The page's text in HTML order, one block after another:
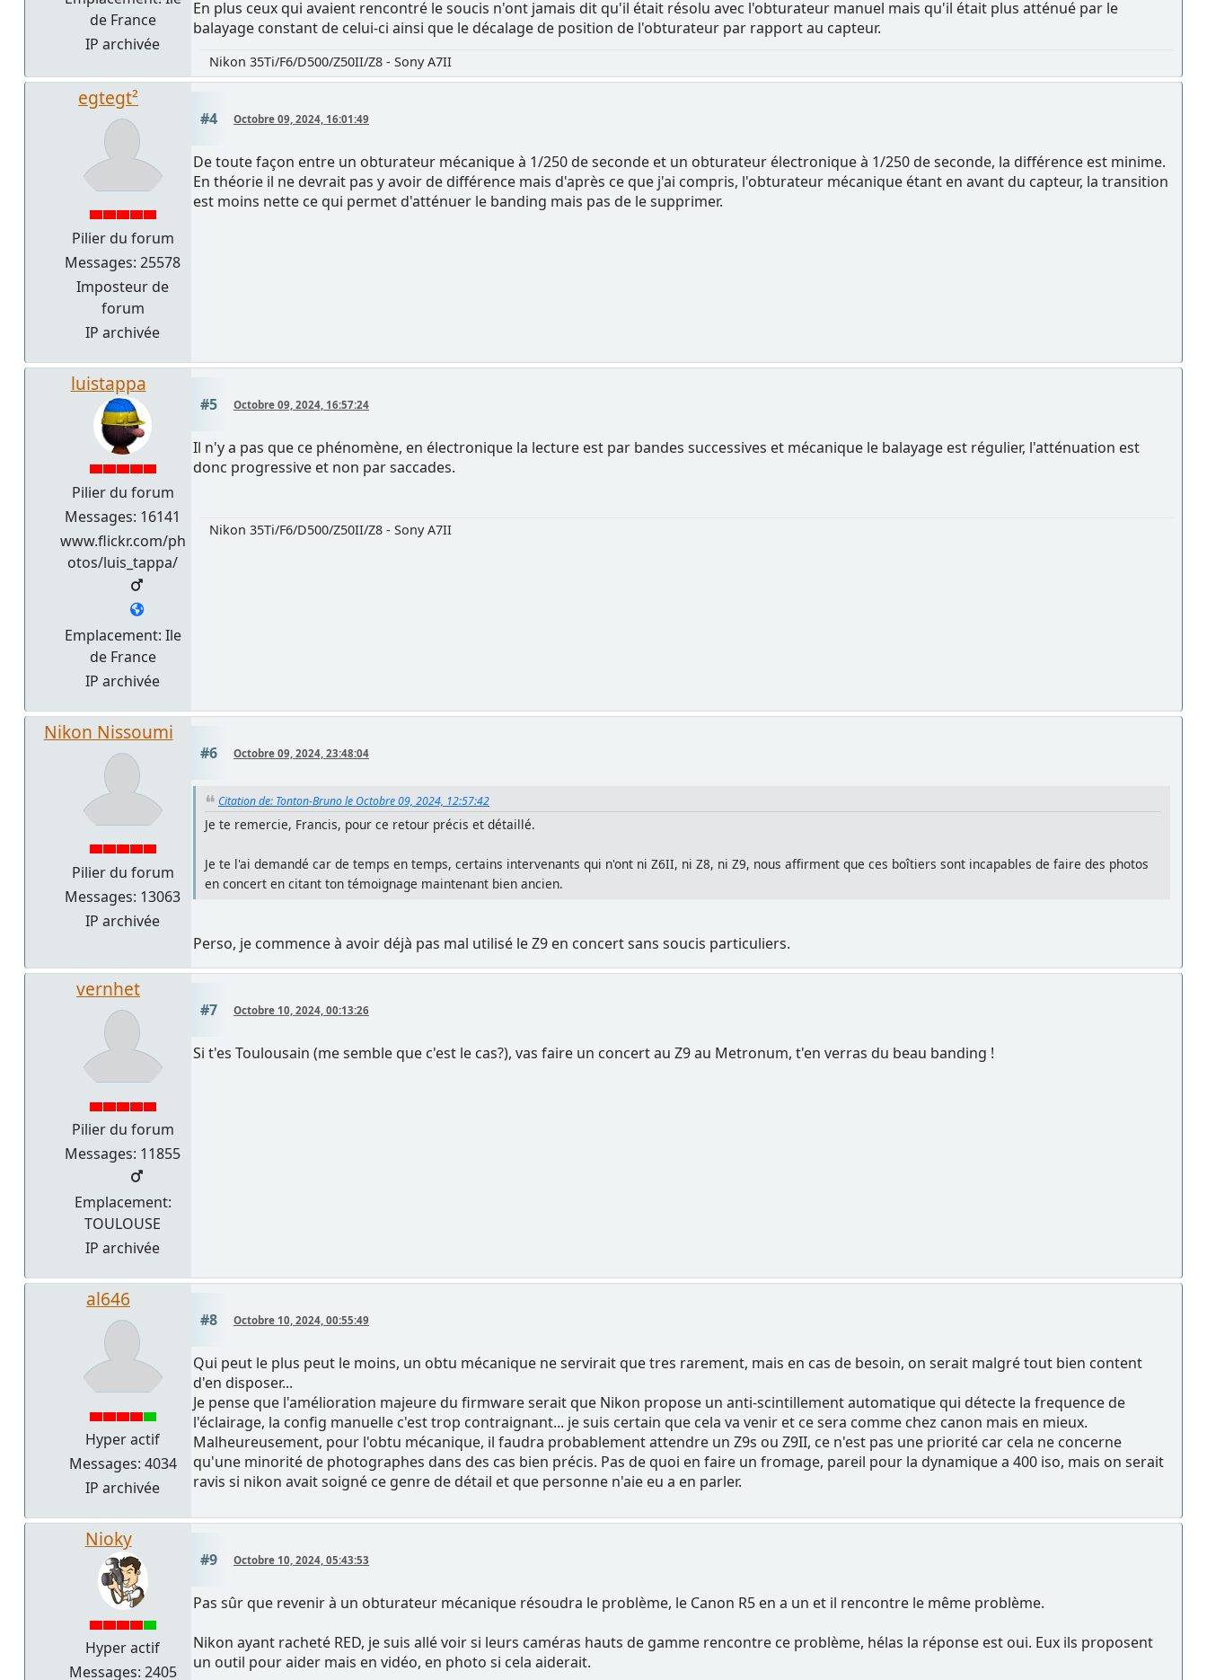
de France
IP archivée
En plus ceux qui avaient rencontré le soucis n'ont jamais dit qu'il était résolu avec l'obturateur manuel mais qu'il était plus atténué par le
balayage constant de celui-ci ainsi que le décalage de position de l'obturateur par rapport au capteur.
Nikon 35Ti/F6/D500/Z50II/Z8 - Sony A7II
egtegt²
Pilier du forum
Messages: 25578
Imposteur de
forum
IP archivée
#4 Octobre 09, 2024, 16:01:49
De toute façon entre un obturateur mécanique à 1/250 de seconde et un obturateur électronique à 1/250 de seconde, la différence est minime.
En théorie il ne devrait pas y avoir de différence mais d'après ce que j'ai compris, l'obturateur mécanique étant en avant du capteur, la transition
est moins nette ce qui permet d'atténuer le banding mais pas de le supprimer.
luistappa
Pilier du forum
Messages: 16141
www.flickr.com/ph
otos/luis_tappa/
Emplacement: Ile
de France
IP archivée
#5 Octobre 09, 2024, 16:57:24
Il n'y a pas que ce phénomène, en électronique la lecture est par bandes successives et mécanique le balayage est régulier, l'atténuation est
donc progressive et non par saccades.
Nikon 35Ti/F6/D500/Z50II/Z8 - Sony A7II
Nikon Nissoumi
Pilier du forum
Messages: 13063
IP archivée
#6 Octobre 09, 2024, 23:48:04
Citation de: Tonton-Bruno le Octobre 09, 2024, 12:57:42
Je te remercie, Francis, pour ce retour précis et détaillé.
Je te l'ai demandé car de temps en temps, certains intervenants qui n'ont ni Z6II, ni Z8, ni Z9, nous affirment que ces boîtiers sont incapables de faire des photos
en concert en citant ton témoignage maintenant bien ancien.
Perso, je commence à avoir déjà pas mal utilisé le Z9 en concert sans soucis particuliers.
vernhet
Pilier du forum
Messages: 11855
Emplacement:
TOULOUSE
IP archivée
#7 Octobre 10, 2024, 00:13:26
Si t'es Toulousain (me semble que c'est le cas?), vas faire un concert au Z9 au Metronum, t'en verras du beau banding !
al646
Hyper actif
Messages: 4034
IP archivée
#8 Octobre 10, 2024, 00:55:49
Qui peut le plus peut le moins, un obtu mécanique ne servirait que tres rarement, mais en cas de besoin, on serait malgré tout bien content
d'en disposer...
Je pense que l'amélioration majeure du firmware serait que Nikon propose un anti-scintillement automatique qui détecte la frequence de
l'éclairage, la config manuelle c'est trop contraignant... je suis certain que cela va venir et ce sera comme chez canon mais en mieux.
Malheureusement, pour l'obtu mécanique, il faudra probablement attendre un Z9s ou Z9II, ce n'est pas une priorité car cela ne concerne
qu'une minorité de photographes dans des cas bien précis. Pas de quoi en faire un fromage, pareil pour la dynamique a 400 iso, mais on serait
ravis si nikon avait soigné ce genre de détail et que personne n'aie eu a en parler.
Nioky
Hyper actif
Messages: 2405
#9 Octobre 10, 2024, 05:43:53
Pas sûr que revenir à un obturateur mécanique résoudra le problème, le Canon R5 en a un et il rencontre le même problème.
Nikon ayant racheté RED, je suis allé voir si leurs caméras hauts de gamme rencontre ce problème, hélas la réponse est oui. Eux ils proposent
un outil pour aider mais en vidéo, en photo si cela aiderait.